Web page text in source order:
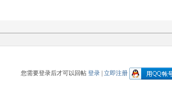
您需要登录后才可以回帖 登录 立即注册